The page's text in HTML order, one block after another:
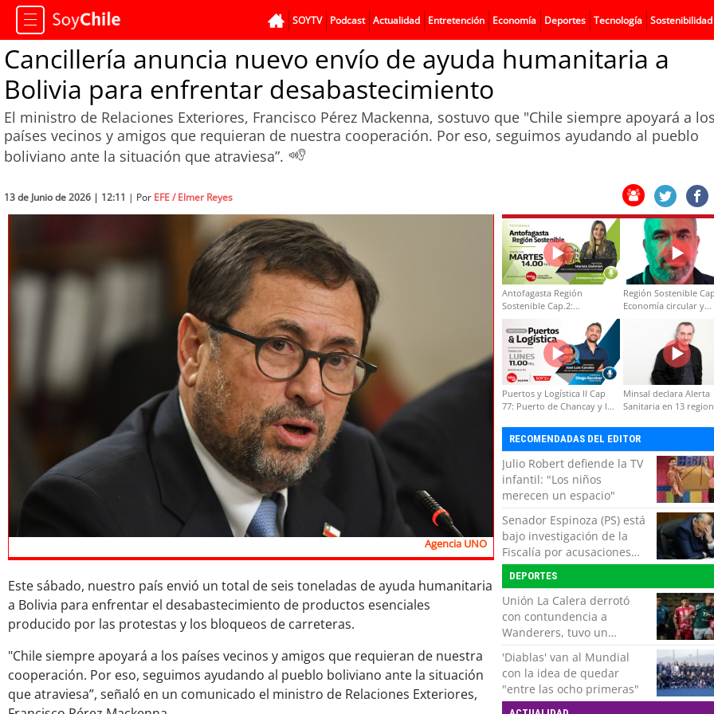
SOYTV Podcast Actualidad Entretención Economía Deportes Tecnología Sostenibilidad
Cancillería anuncia nuevo envío de ayuda humanitaria a
Bolivia para enfrentar desabastecimiento
El ministro de Relaciones Exteriores, Francisco Pérez Mackenna, sostuvo que "Chile siempre apoyará a
países vecinos y amigos que requieran de nuestra cooperación. Por eso, seguimos ayudando al pueblo
boliviano ante la situación que atraviesa”.
13 de Junio de 2026 | 12:11 | Por EFE / Elmer Reyes
Agencia UNO
Este sábado, nuestro país envió un total de seis toneladas de ayuda humanitaria
a Bolivia para enfrentar el desabastecimiento de productos esenciales
producido por las protestas y los bloqueos de carreteras.
"Chile siempre apoyará a los países vecinos y amigos que requieran de nuestra
cooperación. Por eso, seguimos ayudando al pueblo boliviano ante la situación
que atraviesa”, señaló en un comunicado el ministro de Relaciones Exteriores,
Antofagasta Región
Sostenible Cap.2:
Educación ambiental y
formación de capacidades
técnicas
Región Sostenible
Economía circular y
Puertos y Logística II Cap
77: Puerto de Chancay y la
Minsal declara Alerta
Sanitaria en 13
RECOMENDADAS DEL EDITOR
Julio Robert defiende la TV
infantil: "Los niños
merecen un espacio"
Senador Espinoza (PS) está
bajo investigación de la
Fiscalía por acusaciones
cruzadas de agresión con
su pareja
DEPORTES
Unión La Calera derrotó
con contundencia a
Wanderers, tuvo un
respiro y clasificó en Copa
Chile
'Diablas' van al Mundial
con la idea de quedar
"entre las ocho primeras"